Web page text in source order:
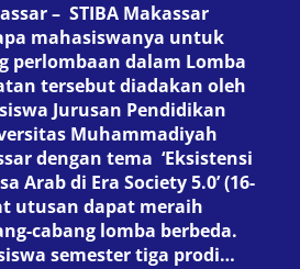
– STIBA Makassar
mahasiswanya untuk
perlombaan dalam Lomba
tersebut diadakan oleh
Jurusan Pendidikan
Muhammadiyah
dengan tema ‘Eksistensi
Arab di Era Society 5.0’ (16-
utusan dapat meraih
cabang lomba berbeda.
semester tiga prodi…